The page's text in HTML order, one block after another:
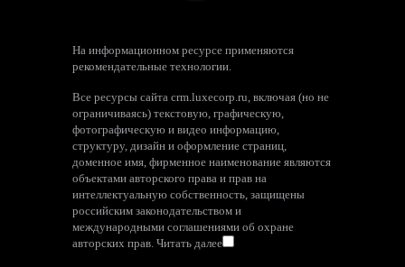
На информационном ресурсе применяются
рекомендательные технологии.
Все ресурсы сайта crm.luxecorp.ru, включая (но не
ограничиваясь) текстовую, графическую,
фотографическую и видео информацию,
структуру, дизайн и оформление страниц,
доменное имя, фирменное наименование являются
объектами авторского права и прав на
интеллектуальную собственность, защищены
российским законодательством и
международными соглашениями об охране
авторских прав. Читать далее